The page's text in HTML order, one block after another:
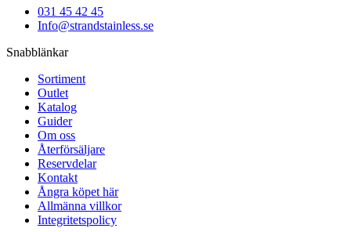
031 45 42 45
Info@strandstainless.se
Snabblänkar
Sortiment
Outlet
Katalog
Guider
Om oss
Återförsäljare
Reservdelar
Kontakt
Ångra köpet här
Allmänna villkor
Integritetspolicy